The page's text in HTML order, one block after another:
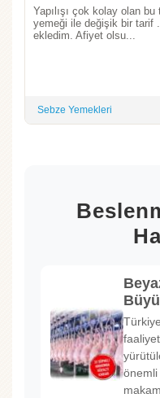
Yapılışı çok kolay olan
yemeği ile değişik bir tarif
ekledim. Afiyet olsu...
Sebze Yemekleri
önemli